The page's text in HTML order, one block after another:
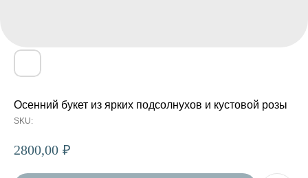
Осенний букет из ярких подсолнухов и кустовой розы
SKU:
2800,00 ₽